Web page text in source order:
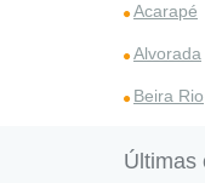
Acarapé
Alvorada
Beira Rio
Últimas